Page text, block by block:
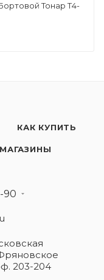
Тонар Т4-
КАК КУПИТЬ
МАГАЗИНЫ
90
203-204